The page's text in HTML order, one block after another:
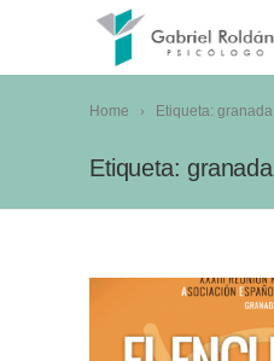
Home Etiqueta: granada
Etiqueta: granada